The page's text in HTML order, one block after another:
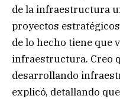
de la infraestructura
proyectos
de lo hecho tiene que
infraestructura. Creo
desarrollando
explicó, detallando